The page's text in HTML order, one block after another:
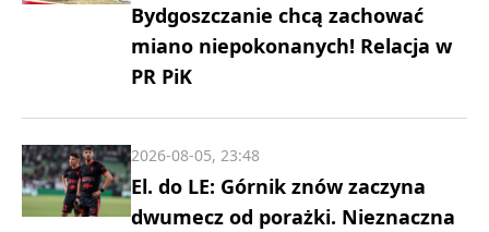
Bydgoszczanie chcą zachować
miano niepokonanych! Relacja w
PR PiK
El. do LE: Górnik znów zaczyna
dwumecz od porażki. Nieznaczna
2026-08-05, 23:48